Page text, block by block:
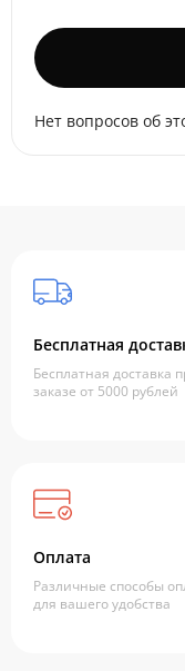
Нет вопросов об
Бесплатная
Бесплатная доставка
заказе от 5000 рублей
Оплата
Различные способы
для вашего удобства